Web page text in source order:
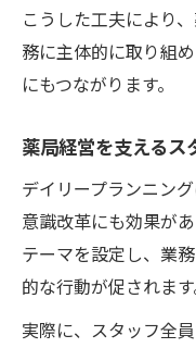
こうした工夫により
務に主体的に取り組
にもつながります。
薬局経営を支えるス
デイリープランニン
意識改革にも効果が
テーマを設定し、業
的な行動が促されます
実際に、スタッフ全